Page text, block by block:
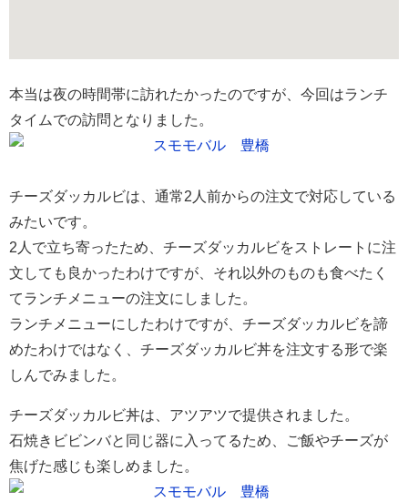
本当は夜の時間帯に訪れたかったのですが、今回はランチ
タイムでの訪問となりました。
チーズダッカルビは、通常2人前からの注文で対応している
みたいです。
2人で立ち寄ったため、チーズダッカルビをストレートに注
文しても良かったわけですが、それ以外のものも食べたく
てランチメニューの注文にしました。
ランチメニューにしたわけですが、チーズダッカルビを諦
めたわけではなく、チーズダッカルビ丼を注文する形で楽
しんでみました。
チーズダッカルビ丼は、アツアツで提供されました。
石焼きビビンバと同じ器に入ってるため、ご飯やチーズが
焦げた感じも楽しめました。